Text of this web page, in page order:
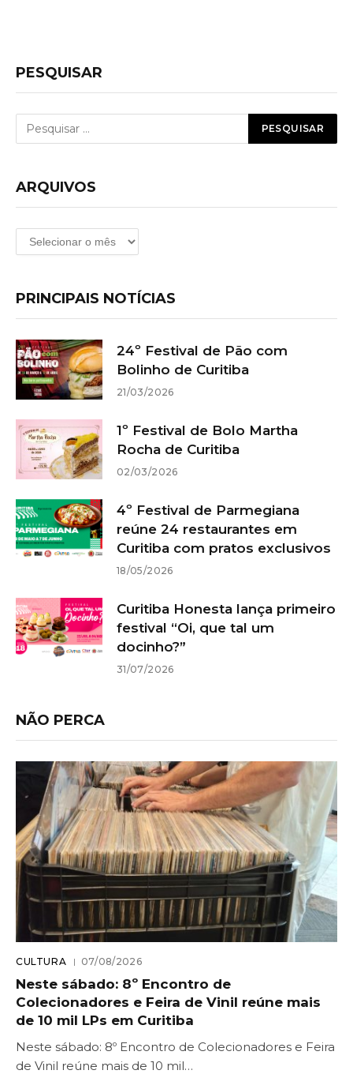
PESQUISAR
ARQUIVOS
Arquivos
PRINCIPAIS NOTÍCIAS
24º Festival de Pão com
Bolinho de Curitiba
21/03/2026
1º Festival de Bolo Martha
Rocha de Curitiba
02/03/2026
4º Festival de Parmegiana
reúne 24 restaurantes em
Curitiba com pratos exclusivos
18/05/2026
Curitiba Honesta lança primeiro
festival “Oi, que tal um
docinho?”
31/07/2026
NÃO PERCA
CULTURA 07/08/2026
Neste sábado: 8º Encontro de
Colecionadores e Feira de Vinil reúne mais
de 10 mil LPs em Curitiba
Neste sábado: 8º Encontro de Colecionadores e Feira
de Vinil reúne mais de 10 mil…